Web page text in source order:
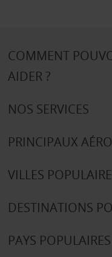
COMMENT
AIDER ?
NOS SERVICES
PRINCIPAUX
VILLES
DESTINATIONS
PAYS POPULAIRES